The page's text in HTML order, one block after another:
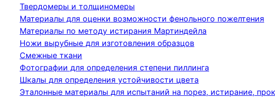
Твердомеры и толщиномеры
Материалы для оценки возможности фенольного пожелтения
Материалы по методу истирания Мартиндейла
Ножи вырубные для изготовления образцов
Смежные ткани
Фотографии для определения степени пиллинга
Шкалы для определения устойчивости цвета
Эталонные материалы для испытаний на порез, истирание,